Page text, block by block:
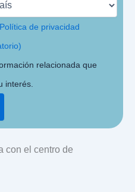
Política de privacidad
relacionada que
interés.